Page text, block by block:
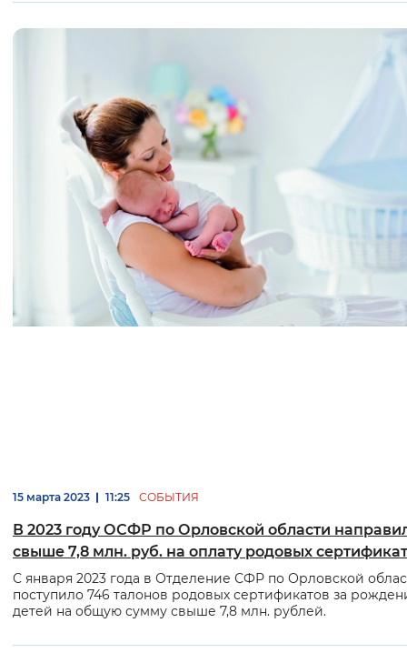
СОБЫТИЯ
15 марта 2023 11:25
В 2023 году ОСФР по Орловской области
свыше 7,8 млн. руб. на оплату родовых
С января 2023 года в Отделение СФР по Орловской
поступило 746 талонов родовых сертификатов за
детей на общую сумму свыше 7,8 млн. рублей.